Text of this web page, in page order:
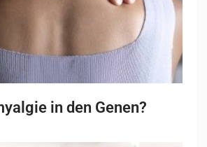
in den Genen?